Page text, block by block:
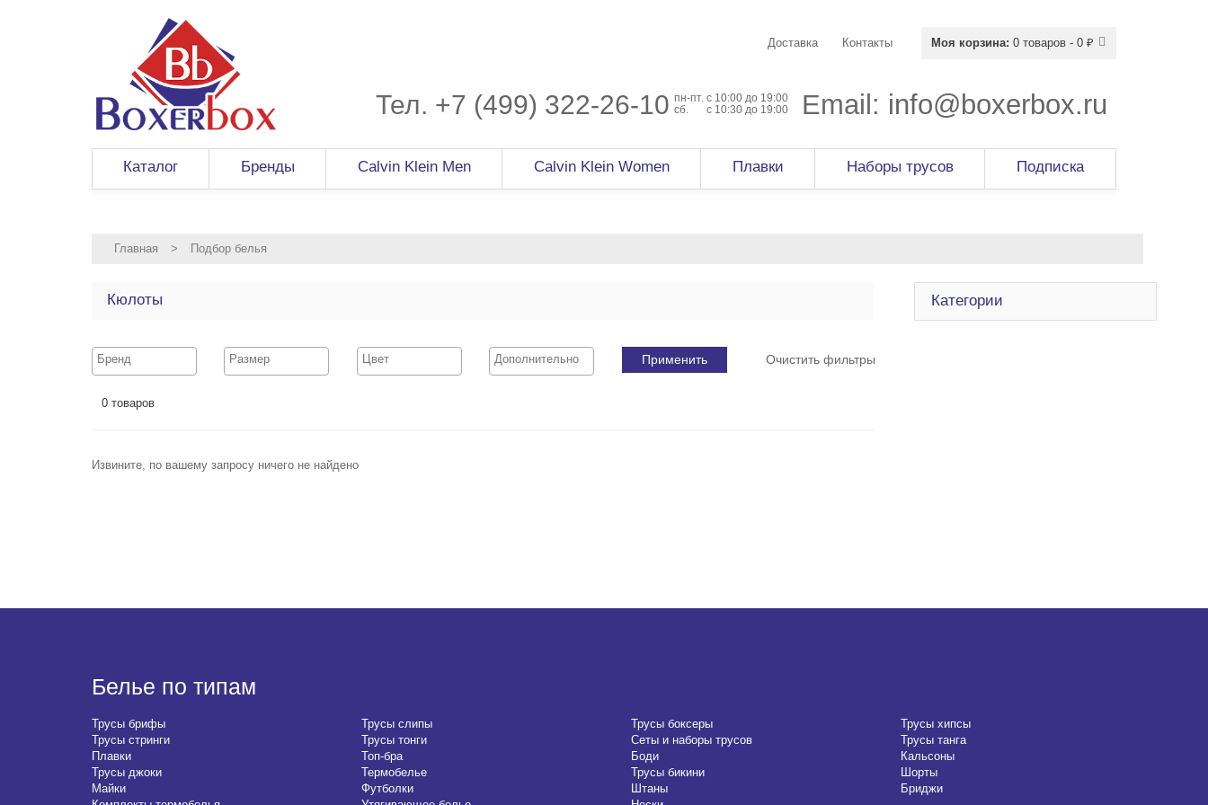
Моя корзина: 0 товаров - 0 ₽
Доставка Контакты
Тел. +7 (499) 322-26-10 пн-пт. c 10:00 до 19:00
сб.
с 10:30 до 19:00 Email: info@boxerbox.ru
Каталог Бренды Calvin Klein Men Calvin Klein Women Плавки Наборы трусов Подписка
Главная > Подбор белья
Категории
Кюлоты
Применить Очистить фильтры
0 товаров
Извините, по вашему запросу ничего не найдено
Белье по типам
Трусы брифы Трусы слипы Трусы боксеры
Трусы хипсы
Трусы стринги
Трусы тонги Сеты и наборы трусов
Трусы танга
Плавки
Топ-бра Боди
Кальсоны
Трусы джоки
Термобелье Трусы бикини
Шорты
Майки
Футболки Штаны
Бриджи